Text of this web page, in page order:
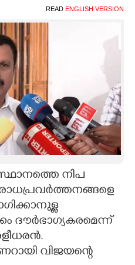
READ ENGLISH VERSION
നിപ
ദൗർഭാഗ്യകരമെന്ന്
വിജയന്റെ